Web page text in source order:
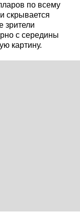
по всему
скрывается
зрители
с середины
картину.